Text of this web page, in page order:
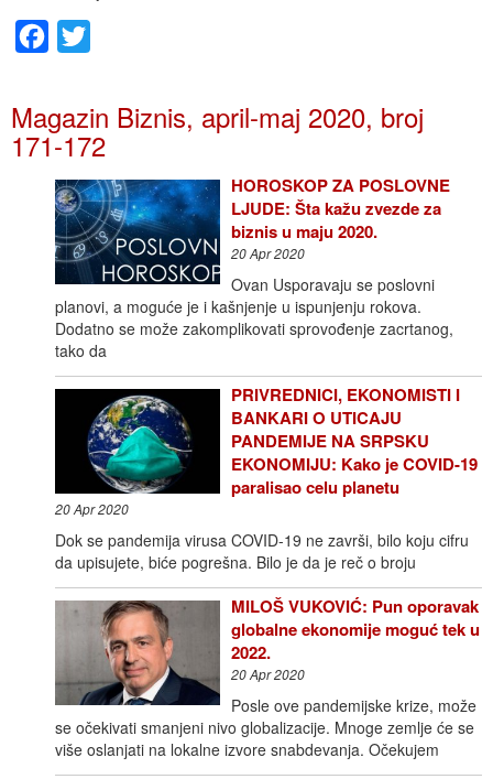
Facebook
Magazin Biznis, april-maj 2020, broj
171-172
HOROSKOP ZA POSLOVNE
LJUDE: Šta kažu zvezde za
biznis u maju 2020.
20 Apr 2020
Ovan Usporavaju se poslovni
planovi, a moguće je i kašnjenje u ispunjenju rokova.
Dodatno se može zakomplikovati sprovođenje zacrtanog,
tako da
PRIVREDNICI, EKONOMISTI I
BANKARI O UTICAJU
PANDEMIJE NA SRPSKU
EKONOMIJU: Kako je COVID-19
paralisao celu planetu
20 Apr 2020
Dok se pandemija virusa COVID-19 ne završi, bilo koju cifru
da upisujete, biće pogrešna. Bilo je da je reč o broju
MILOŠ VUKOVIĆ: Pun oporavak
globalne ekonomije moguć tek u
2022.
20 Apr 2020
Posle ove pandemijske krize, može
se očekivati smanjeni nivo globalizacije. Mnoge zemlje će se
više oslanjati na lokalne izvore snabdevanja. Očekujem